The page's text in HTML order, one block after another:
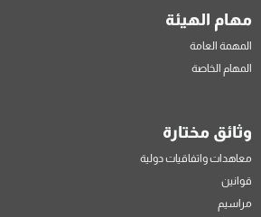
مهام الهيئة
المهمة العامة
المهام الخاصة
وثائق مختارة
معاهدات واتفاقيات دولية
قوانين
مراسيم